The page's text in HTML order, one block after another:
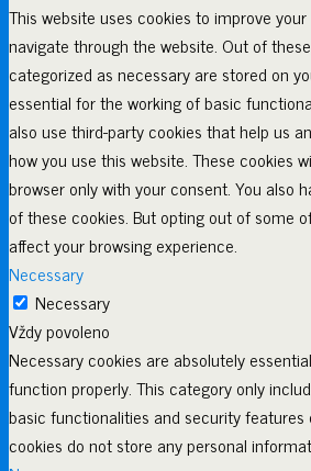
This website uses cookies to improve
navigate through the website. Out of
categorized as necessary are stored on
essential for the working of basic
also use third-party cookies that help us
how you use this website. These cookies
browser only with your consent. You also
of these cookies. But opting out of some
affect your browsing experience.
Necessary
Necessary
Vždy povoleno
Necessary cookies are absolutely
function properly. This category only
basic functionalities and security features
cookies do not store any personal